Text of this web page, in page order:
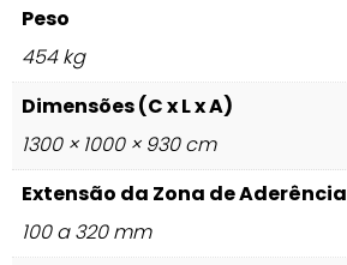
Peso
454 kg
Dimensões (C x L x A)
1300 × 1000 × 930 cm
Extensão da Zona de Aderência
100 a 320 mm